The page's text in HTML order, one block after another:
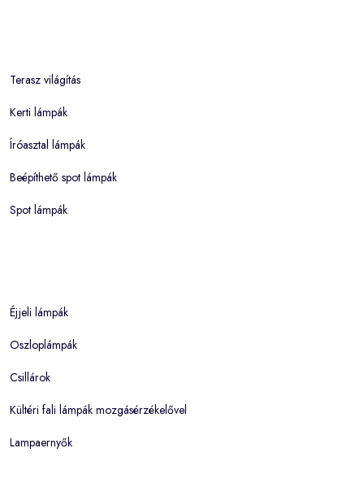
Terasz világítás
Kerti lámpák
Íróasztal lámpák
Beépíthető spot lámpák
Spot lámpák
Éjjeli lámpák
Oszloplámpák
Csillárok
Kültéri fali lámpák mozgásérzékelővel
Lampaernyők